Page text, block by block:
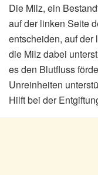
Die Milz, ein
auf der linken Seite
entscheiden, auf der
die Milz dabei
es den Blutfluss
Unreinheiten
Hilft bei der